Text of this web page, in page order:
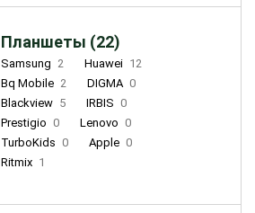
Планшеты (22)
Samsung 2 Huawei 12
Bq Mobile 2 DIGMA 0
Blackview 5 IRBIS 0
Prestigio 0 Lenovo 0
TurboKids 0 Apple 0
Ritmix 1